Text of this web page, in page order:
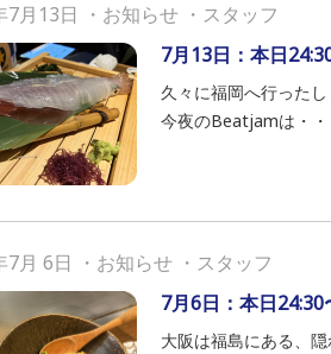
7月13日 ・ お知らせ ・ スタッフ
7月13日：本日
久々に福岡へ行った
今夜のBeatjamは・
7月 6日 ・ お知らせ ・ スタッフ
7月6日：本日24:30
大阪は福島にある、